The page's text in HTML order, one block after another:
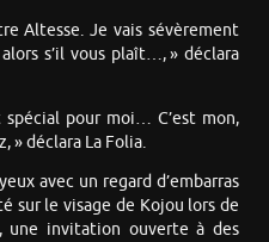
Altesse. Je vais sévèrement
s’il vous plaît…, » déclara
spécial pour moi… C’est mon,
» déclara La Folia.
avec un regard d’embarras
sur le visage de Kojou lors de
une invitation ouverte à des